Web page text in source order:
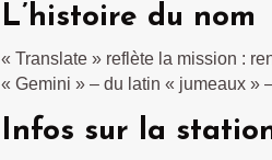
L’histoire du nom
« Translate » reflète la mission :
« Gemini » – du latin « jumeaux »
Infos sur la